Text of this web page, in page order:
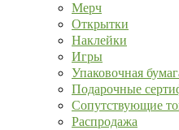
Мерч
Открытки
Наклейки
Игры
Упаковочная
Подарочные
Сопутствующие
Распродажа